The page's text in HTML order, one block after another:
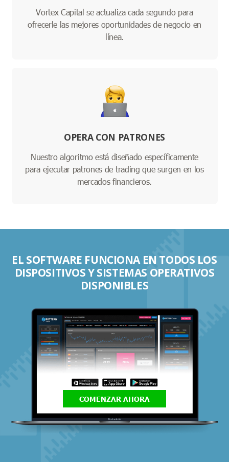
Vortex Capital se actualiza cada segundo para
ofrecerle las mejores oportunidades de negocio en
línea.
OPERA CON PATRONES
Nuestro algoritmo está diseñado específicamente
para ejecutar patrones de trading que surgen en los
mercados financieros.
EL SOFTWARE FUNCIONA EN TODOS LOS
DISPOSITIVOS Y SISTEMAS OPERATIVOS
DISPONIBLES
COMENZAR AHORA